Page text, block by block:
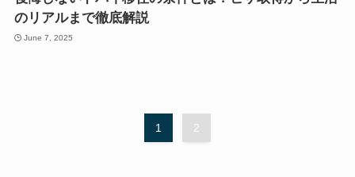
のリアルまで徹底解説
June 7, 2025
1 2